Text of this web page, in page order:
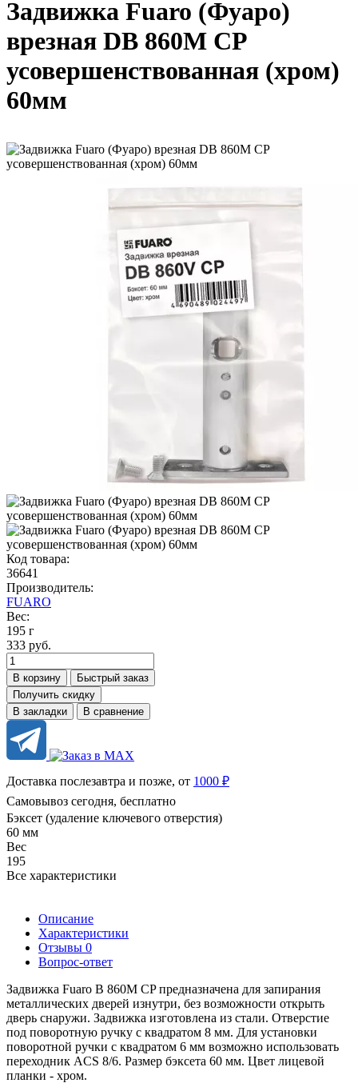
Задвижка Fuaro (Фуаро)
врезная DB 860M CP
усовершенствованная (хром)
60мм
Код товара:
36641
Производитель:
FUARO
Вес:
195 г
333 руб.
В корзину
Быстрый заказ
Получить скидку
В закладки
В сравнение
Доставка послезавтра и позже, от 1000 ₽
Самовывоз сегодня, бесплатно
Бэксет (удаление ключевого отверстия)
60 мм
Вес
195
Все характеристики
Описание
Характеристики
Отзывы 0
Вопрос-ответ
Задвижка Fuaro B 860M CP предназначена для запирания
металлических дверей изнутри, без возможности открыть
дверь снаружи. Задвижка изготовлена из стали. Отверстие
под поворотную ручку с квадратом 8 мм. Для установки
поворотной ручки с квадратом 6 мм возможно использовать
переходник ACS 8/6. Размер бэксета 60 мм. Цвет лицевой
планки - хром.